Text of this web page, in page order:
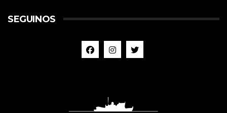
SEGUINOS